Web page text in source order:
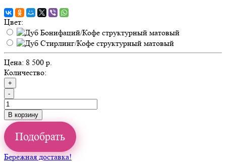
Цвет:
Цена: 8 500 р.
Количество:
+
-
В корзину
Подобрать
Бережная доставка!